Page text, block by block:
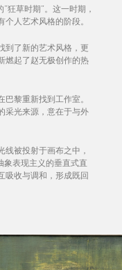
狂草时期”。这一时期，
人艺术风格的阶段。
到了新的艺术风格，更
燃起了赵无极创作的热
黎重新找到工作室。
采光来源，意在于与外
被投射于画布之中，
象表现主义的垂直式直
吸收与调和，形成既回